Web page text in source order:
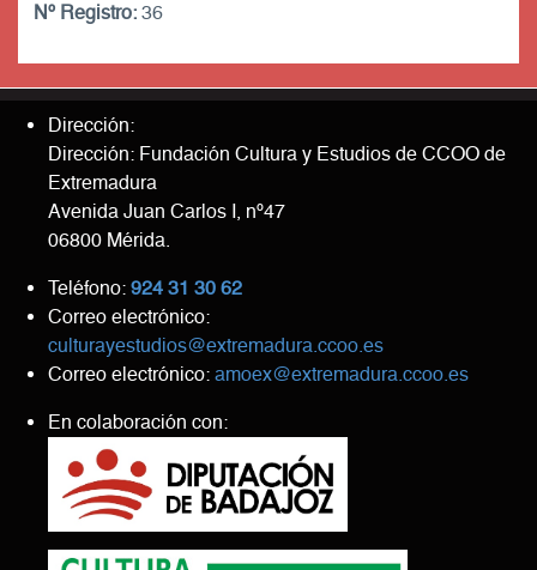
Nº Registro:36
Dirección:
Dirección: Fundación Cultura y Estudios de CCOO de
Extremadura
Avenida Juan Carlos I, nº47
06800 Mérida.
Teléfono: 924 31 30 62
Correo electrónico:
culturayestudios@extremadura.ccoo.es
Correo electrónico: amoex@extremadura.ccoo.es
En colaboración con: